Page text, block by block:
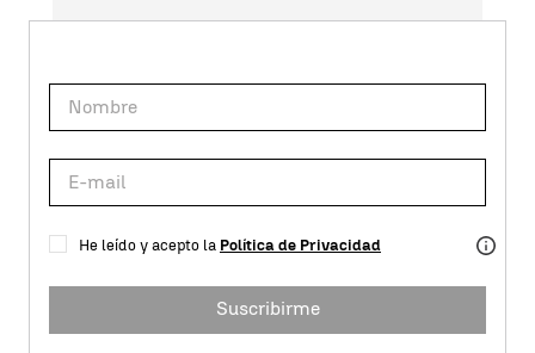
He leído y acepto la Política de Privacidad
Suscribirme